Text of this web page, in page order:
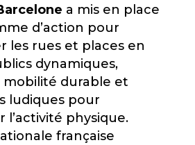
a mis en place
d’action pour
les rues et places en
dynamiques,
durable et
ludiques pour
l’activité physique.
française